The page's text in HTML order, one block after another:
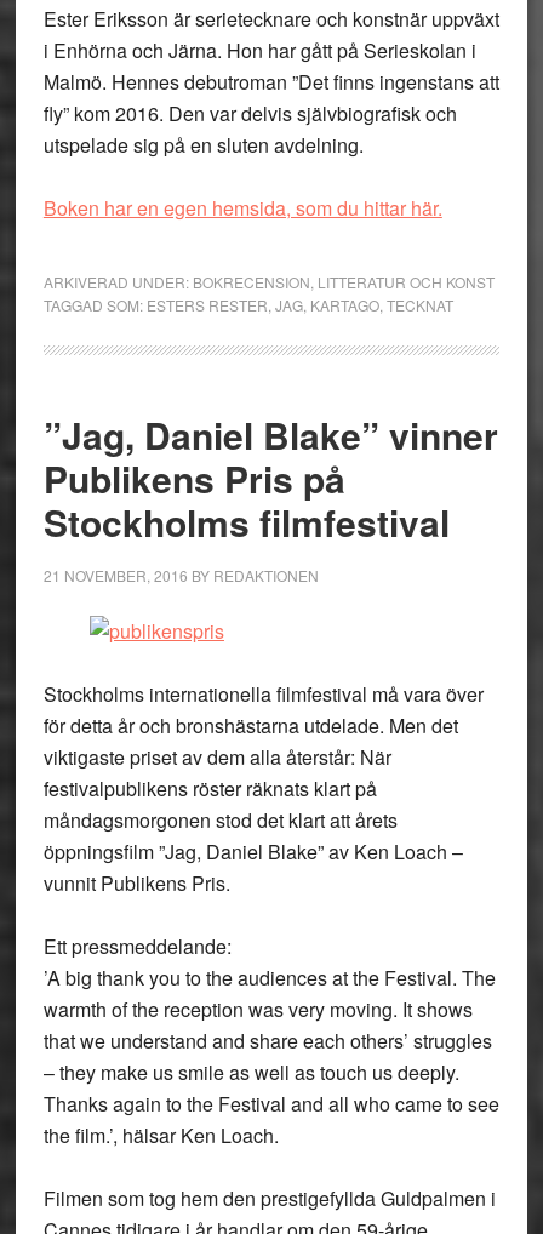
Ester Eriksson är serietecknare och konstnär uppväxt
i Enhörna och Järna. Hon har gått på Serieskolan i
Malmö. Hennes debutroman ”Det finns ingenstans att
fly” kom 2016. Den var delvis självbiografisk och
utspelade sig på en sluten avdelning.
Boken har en egen hemsida, som du hittar här.
ARKIVERAD UNDER: BOKRECENSION LITTERATUR OCH KONST
TAGGAD SOM: ESTERS RESTER JAG, KARTAGO, TECKNAT
”Jag, Daniel Blake” vinner
Publikens Pris på
Stockholms filmfestival
21 NOVEMBER, 2016 BY REDAKTIONEN
Stockholms internationella filmfestival må vara över
för detta år och bronshästarna utdelade. Men det
viktigaste priset av dem alla återstår: När
festivalpublikens röster räknats klart på
måndagsmorgonen stod det klart att årets
öppningsfilm ”Jag, Daniel Blake” av Ken Loach –
vunnit Publikens Pris.
Ett pressmeddelande:
’A big thank you to the audiences at the Festival. The
warmth of the reception was very moving. It shows
that we understand and share each others’ struggles
– they make us smile as well as touch us deeply.
Thanks again to the Festival and all who came to see
the film.’, hälsar Ken Loach.
Filmen som tog hem den prestigefyllda Guldpalmen i